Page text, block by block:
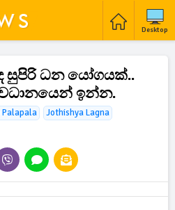
Desktop
සුපිරි ධන යෝගයක්..
ඉන්න.
Palapala
Jothishya Lagna